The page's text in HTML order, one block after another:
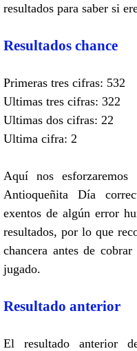
resultados para saber si
Resultados chance
Primeras tres cifras: 532
Ultimas tres cifras: 322
Ultimas dos cifras: 22
Ultima cifra: 2
Aquí nos
Antioqueñita Día
exentos de algún error
resultados, por lo que
chancera antes de
jugado.
Resultado anterior
El resultado anterior